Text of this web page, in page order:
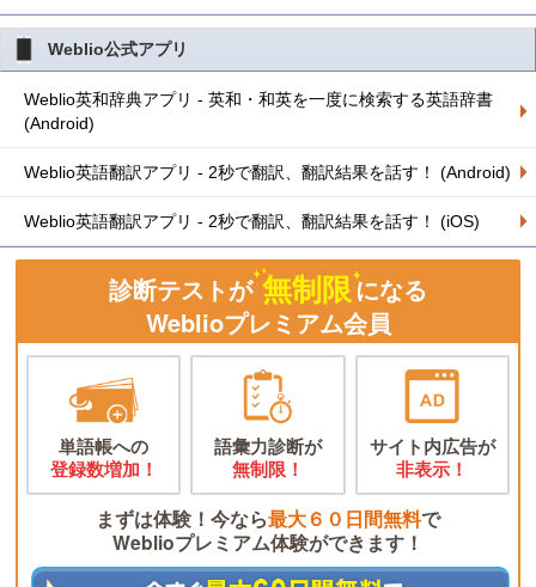
Weblio公式アプリ
Weblio英和辞典アプリ - 英和・和英を一度に検索する英語辞書
(Android)
Weblio英語翻訳アプリ - 2秒で翻訳、翻訳結果を話す！ (Android)
Weblio英語翻訳アプリ - 2秒で翻訳、翻訳結果を話す！ (iOS)
診断テストが 無制限になる
Weblioプレミアム会員
単語帳への
登録数増加！
語彙力診断が
無制限！
サイト内広告が
非表示！
まずは体験！今なら最大６０日間無料で
Weblioプレミアム体験ができます！